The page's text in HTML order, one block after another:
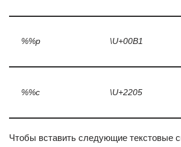
%%p \U+00B1
%%c \U+2205
Чтобы вставить следующие текстовые